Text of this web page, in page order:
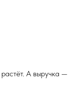
А выручка —